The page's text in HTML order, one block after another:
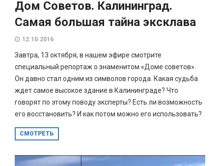
Дом Советов. Калининград.
Самая большая тайна эксклава
12.10.2016
Завтра, 13 октября, в нашем эфире смотрите
специальный репортаж о знаменитом «Доме советов».
Он давно стал одним из символов города. Какая судьба
ждет самое высокое здание в Калининграде? Что
говорят по этому поводу эксперты? Есть ли возможность
его восстановить? И как потом можно его использовать?
СМОТРЕТЬ